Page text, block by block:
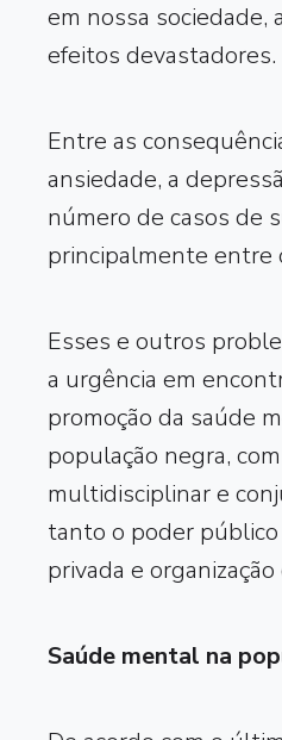
em nossa sociedade,
efeitos devastadores.
Entre as
ansiedade, a
número de casos de
principalmente entre
Esses e outros
a urgência em
promoção da saúde
população negra,
multidisciplinar e
tanto o poder
privada e organização
Saúde mental na